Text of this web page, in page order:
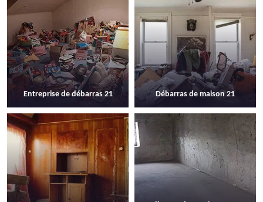
Entreprise de débarras 21 Débarras de maison 21